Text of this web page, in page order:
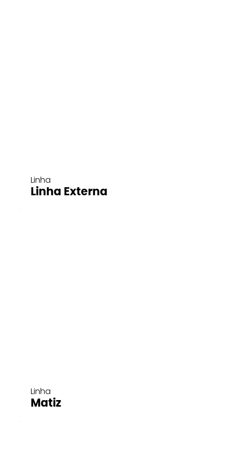
Linha
Linha Externa
Linha
Matiz